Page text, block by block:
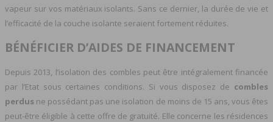
vapeur sur vos matériaux isolants. Sans ce dernier, la durée de vie et
l’efficacité de la couche isolante seraient fortement réduites.
BÉNÉFICIER D’AIDES DE FINANCEMENT
Depuis 2013, l’isolation des combles peut être intégralement financée
par l’Etat sous certaines conditions. Si vous disposez de combles
perdus ne possédant pas une isolation de moins de 15 ans, vous êtes
peut-être éligible à cette offre de gratuité. Elle concerne les résidences